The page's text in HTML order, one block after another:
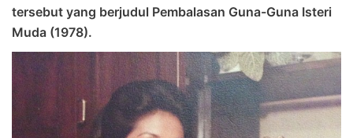
tersebut yang berjudul Pembalasan Guna-Guna Isteri
Muda (1978).